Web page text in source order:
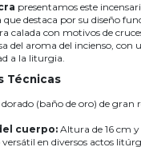
presentamos este
destaca por su diseño
calada con motivos de
del aroma del incienso, con
a la liturgia.
Técnicas
(baño de oro) de gran
cuerpo:Altura de 16 cm
en diversos actos